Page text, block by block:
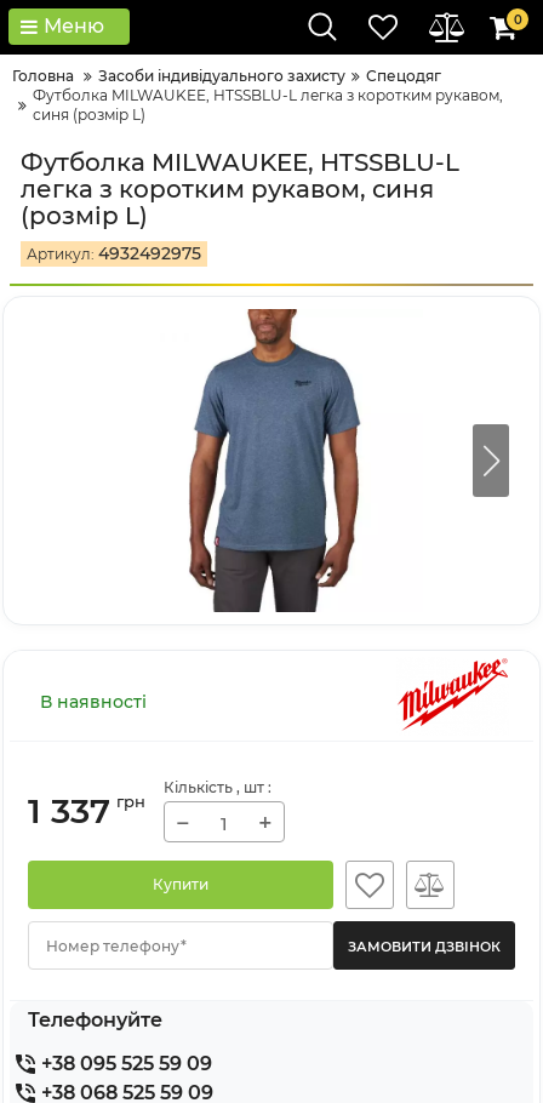
Меню 0
Головна Засоби індивідуального захисту
Спецодяг
Футболка MILWAUKEE, HTSSBLU-L легка з коротким рукавом,
синя (розмір L)
Футболка MILWAUKEE, HTSSBLU-L
легка з коротким рукавом, синя
(розмір L)
Артикул: 4932492975
В наявності
1 337 грн
Кількість , шт :
− +
Купити
Номер телефону*
Телефонуйте
+38 095 525 59 09
+38 068 525 59 09